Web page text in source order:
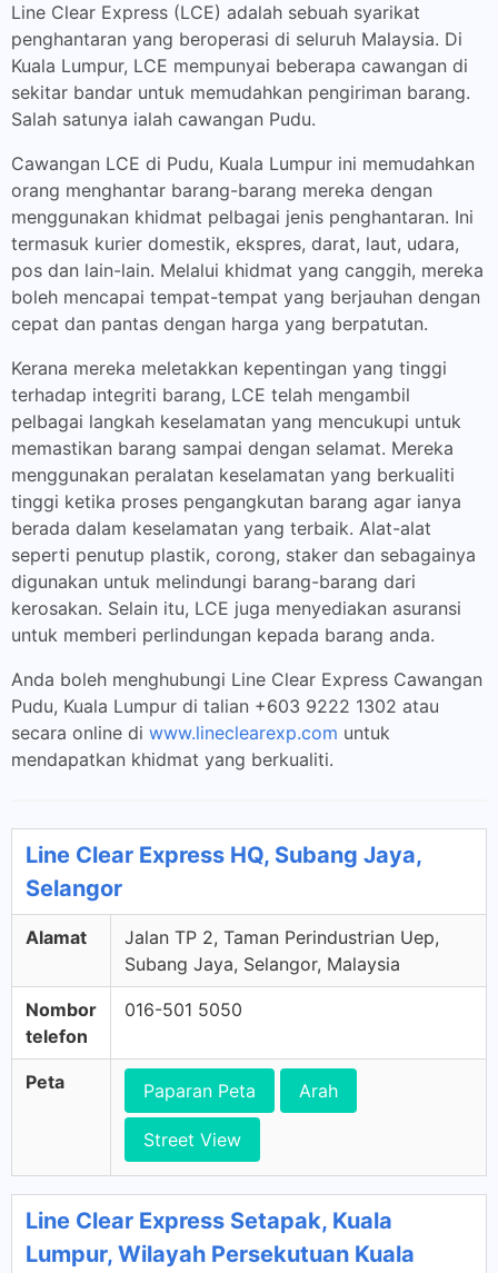
Line Clear Express (LCE) adalah sebuah syarikat
penghantaran yang beroperasi di seluruh Malaysia. Di
Kuala Lumpur, LCE mempunyai beberapa cawangan di
sekitar bandar untuk memudahkan pengiriman barang.
Salah satunya ialah cawangan Pudu.
Cawangan LCE di Pudu, Kuala Lumpur ini memudahkan
orang menghantar barang-barang mereka dengan
menggunakan khidmat pelbagai jenis penghantaran. Ini
termasuk kurier domestik, ekspres, darat, laut, udara,
pos dan lain-lain. Melalui khidmat yang canggih, mereka
boleh mencapai tempat-tempat yang berjauhan dengan
cepat dan pantas dengan harga yang berpatutan.
Kerana mereka meletakkan kepentingan yang tinggi
terhadap integriti barang, LCE telah mengambil
pelbagai langkah keselamatan yang mencukupi untuk
memastikan barang sampai dengan selamat. Mereka
menggunakan peralatan keselamatan yang berkualiti
tinggi ketika proses pengangkutan barang agar ianya
berada dalam keselamatan yang terbaik. Alat-alat
seperti penutup plastik, corong, staker dan sebagainya
digunakan untuk melindungi barang-barang dari
kerosakan. Selain itu, LCE juga menyediakan asuransi
untuk memberi perlindungan kepada barang anda.
Anda boleh menghubungi Line Clear Express Cawangan
Pudu, Kuala Lumpur di talian +603 9222 1302 atau
secara online di www.lineclearexp.com untuk
mendapatkan khidmat yang berkualiti.
Line Clear Express HQ, Subang Jaya,
Selangor
Alamat
Jalan TP 2, Taman Perindustrian Uep,
Subang Jaya, Selangor, Malaysia
Nombor
telefon
016-501 5050
Peta Paparan Peta Arah
Street View
Line Clear Express Setapak, Kuala
Lumpur, Wilayah Persekutuan Kuala